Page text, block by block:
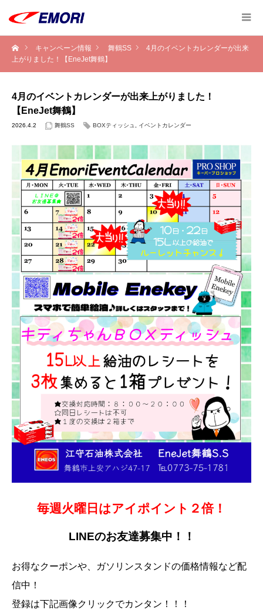
キャンペーン情報 舞鶴SS
4月のイベントカレンダーが出来
上がりました！【EneJet舞鶴】
4月のイベントカレンダーが出来上がりました！
【EneJet舞鶴】
2026.4.2 舞鶴SS BOXティッシュ イベントカレンダー
毎週火曜日はアイポイント２倍！
LINEのお友達募集中！！
お得なクーポンや、ガソリンスタンドの価格情報など配
信中！
登録は下記画像クリックでカンタン！！！